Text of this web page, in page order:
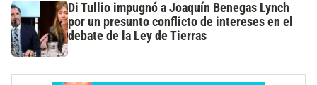
Di Tullio impugnó a Joaquín Benegas Lynch
por un presunto conflicto de intereses en el
debate de la Ley de Tierras